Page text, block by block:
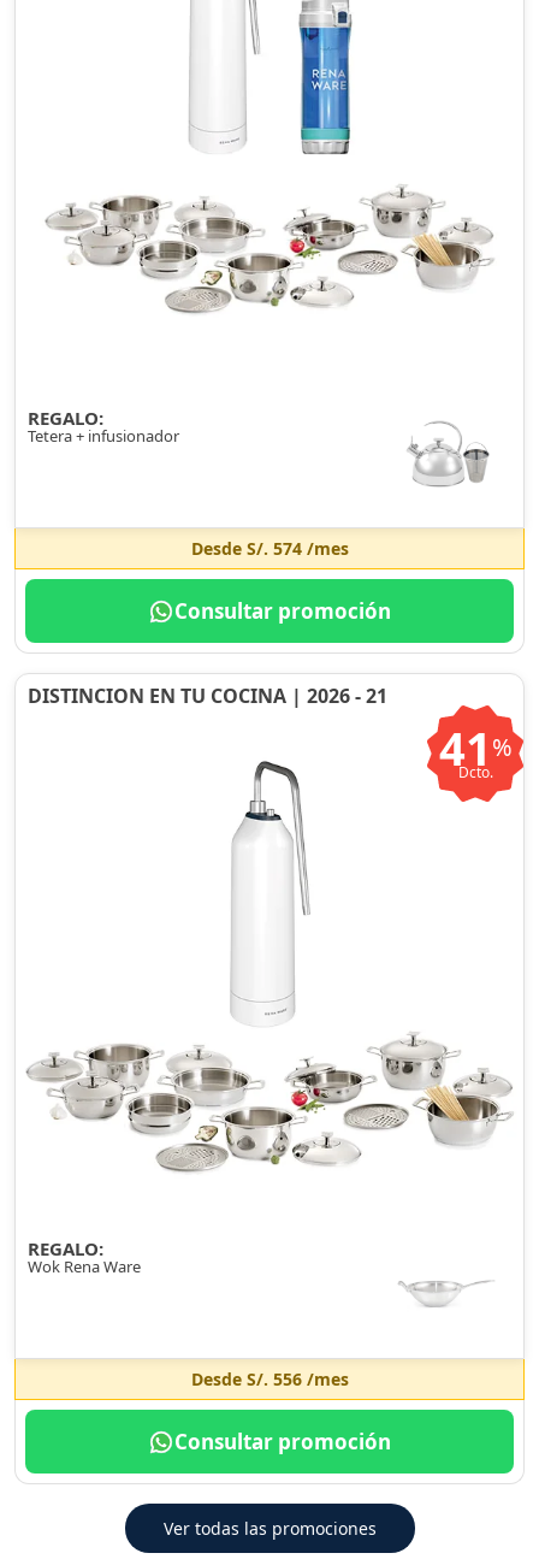
REGALO:
Tetera + infusionador
Desde S/. 574/mes
Consultar promoción
DISTINCION EN TU COCINA | 2026 - 21
41 %
Dcto.
REGALO:
Wok Rena Ware
Desde S/. 556/mes
Consultar promoción
Ver todas las promociones